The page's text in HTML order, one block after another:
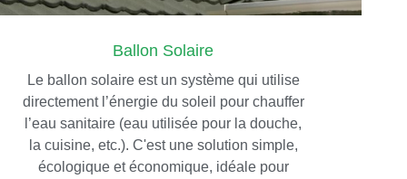
Ballon Solaire
Le ballon solaire est un système qui utilise
directement l’énergie du soleil pour chauffer
l’eau sanitaire (eau utilisée pour la douche,
la cuisine, etc.). C'est une solution simple,
écologique et économique, idéale pour